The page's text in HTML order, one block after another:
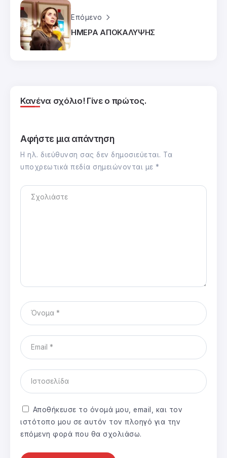
Επόμενο
ΗΜΕΡΑ ΑΠΟΚΑΛΥΨΗΣ
Κανένα σχόλιο! Γίνε ο πρώτος.
Αφήστε μια απάντηση
Η ηλ. διεύθυνση σας δεν δημοσιεύεται. Τα
υποχρεωτικά πεδία σημειώνονται με *
Αποθήκευσε το όνομά μου, email, και τον
ιστότοπο μου σε αυτόν τον πλοηγό για την
επόμενη φορά που θα σχολιάσω.